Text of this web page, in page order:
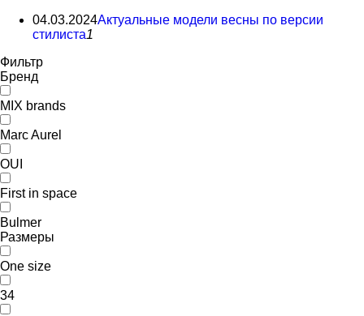
04.03.2024Актуальные модели весны по версии
стилиста1
Фильтр
Бренд
MIX brands
Marc Aurel
OUI
First in space
Bulmer
Размеры
One size
34